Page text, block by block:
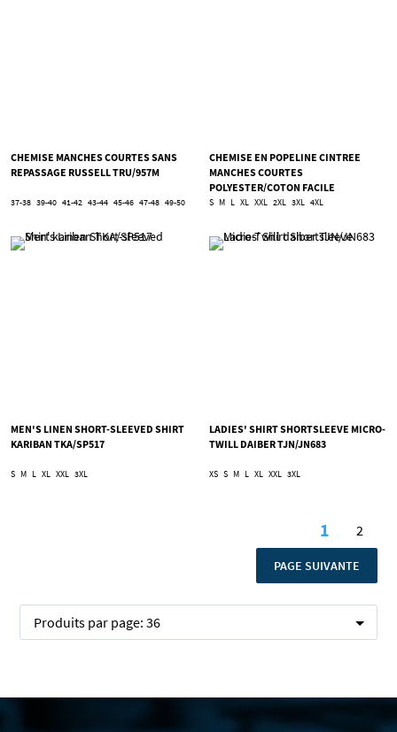
CHEMISE MANCHES COURTES SANS
REPASSAGE RUSSELL TRU/957M
37-38 39-40 41-42 43-44 45-46 47-48 49-50
CHEMISE EN POPELINE CINTREE
MANCHES COURTES
POLYESTER/COTON FACILE
D'ENTRETIEN POUR HOMME RUSSELL
S M L XL XXL 2XL 3XL 4XL
MEN'S LINEN SHORT-SLEEVED SHIRT
KARIBAN TKA/SP517
S M L XL XXL 3XL
LADIES' SHIRT SHORTSLEEVE MICRO-
TWILL DAIBER TJN/JN683
XS S M L XL XXL 3XL
Vous
1 Page
2
PAGE
PAGE SUIVANTE
Produits par page: 36